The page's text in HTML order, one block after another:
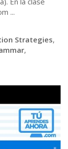
...
Strategies,
,